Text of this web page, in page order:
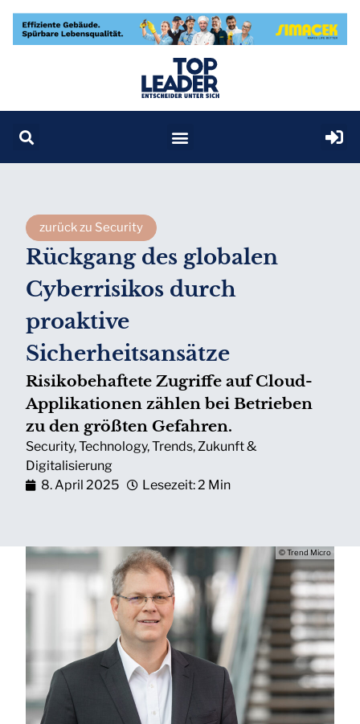
zurück zu Security
Rückgang des globalen
Cyberrisikos durch
proaktive
Sicherheitsansätze
Risikobehaftete Zugriffe auf Cloud-
Applikationen zählen bei Betrieben
zu den größten Gefahren.
Security,Technology,Trends,Zukunft &
Digitalisierung
8. April 2025
Lesezeit: 2 Min
© Trend Micro